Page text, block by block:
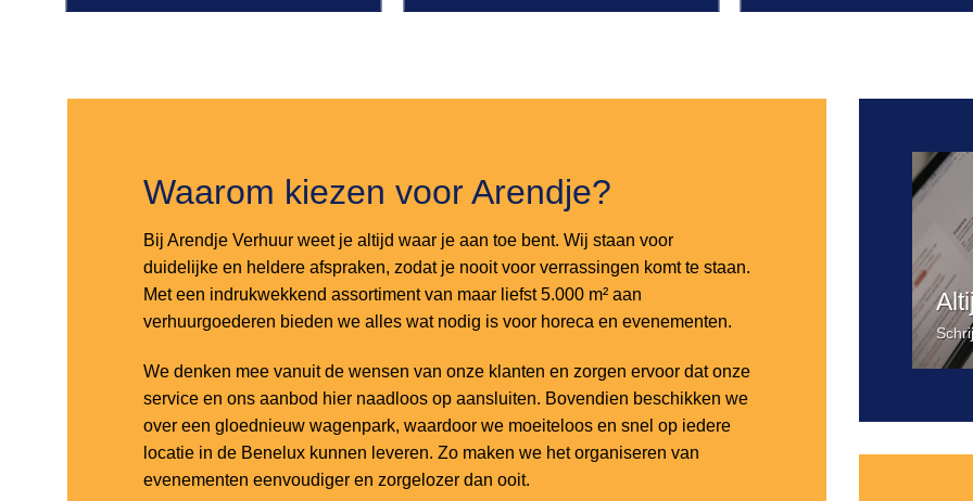
Waarom kiezen voor Arendje?
Bij Arendje Verhuur weet je altijd waar je aan toe bent. Wij staan voor
duidelijke en heldere afspraken, zodat je nooit voor verrassingen komt te staan.
Met een indrukwekkend assortiment van maar liefst 5.000 m² aan
verhuurgoederen bieden we alles wat nodig is voor horeca en evenementen.
We denken mee vanuit de wensen van onze klanten en zorgen ervoor dat onze
service en ons aanbod hier naadloos op aansluiten. Bovendien beschikken we
over een gloednieuw wagenpark, waardoor we moeiteloos en snel op iedere
locatie in de Benelux kunnen leveren. Zo maken we het organiseren van
evenementen eenvoudiger en zorgelozer dan ooit.